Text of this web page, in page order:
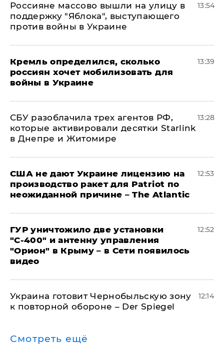
Россияне массово вышли на улицу в
поддержку "Яблока", выступающего
против войны в Украине
13:54
Кремль определился, сколько
россиян хочет мобилизовать для
войны в Украине
13:39
СБУ разоблачила трех агентов РФ,
которые активировали десятки Starlink
в Днепре и Житомире
13:28
США не дают Украине лицензию на
производство ракет для Patriot по
неожиданной причине – The Atlantic
12:53
ГУР уничтожило две установки
"С‑400" и антенну управления
"Орион" в Крыму – в Сети появилось
видео
12:52
Украина готовит Чернобыльскую зону
к повторной обороне – Der Spiegel
12:14
Смотреть ещё